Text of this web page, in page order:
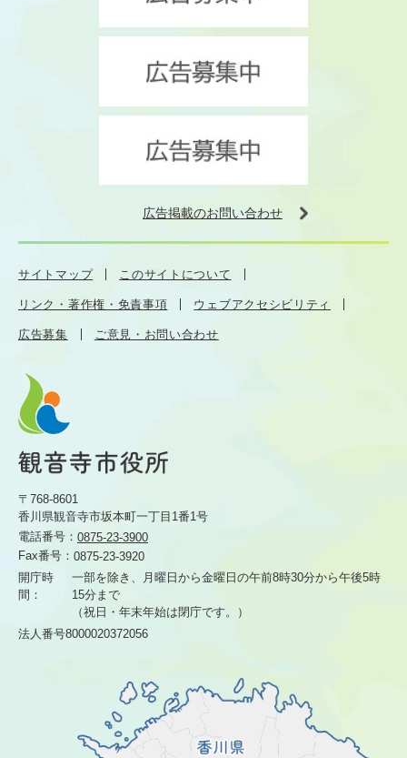
広告掲載のお問い合わせ
サイトマップ このサイトについて
リンク・著作権・免責事項 ウェブアクセシビリティ
広告募集 ご意見・お問い合わせ
〒768-8601
香川県観音寺市坂本町一丁目1番1号
電話番号： 0875-23-3900
Fax番号： 0875-23-3920
開庁時
間：
一部を除き、月曜日から金曜日の午前8時30分から午後5時
15分まで
（祝日・年末年始は閉庁です。）
法人番号8000020372056